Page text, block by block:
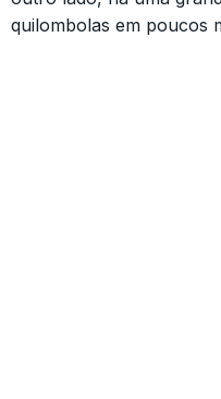
quilombolas em poucos